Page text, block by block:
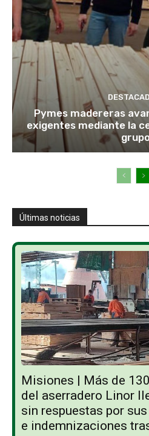
Pymes madereras
exigentes mediante la
Últimas noticias
Misiones | Más de
del aserradero Linor
sin respuestas por
e indemnizaciones